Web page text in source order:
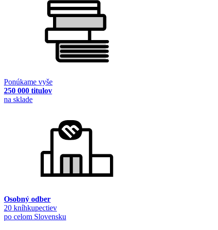
Ponúkame vyše
250 000 titulov
na sklade
Osobný odber
20 kníhkupectiev
po celom Slovensku